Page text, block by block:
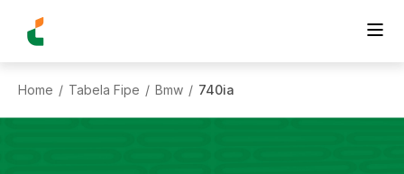
Home / Tabela Fipe / Bmw / 740ia